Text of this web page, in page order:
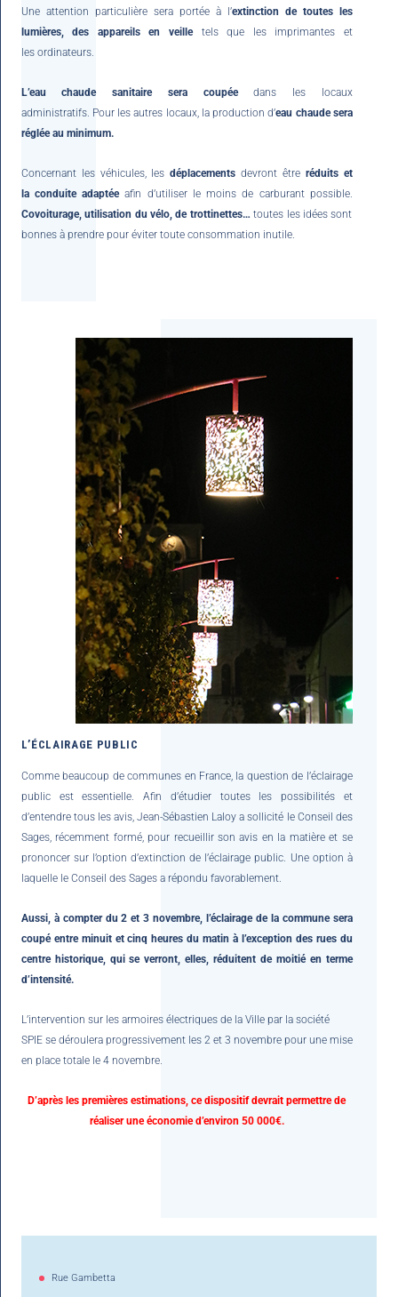
Une attention particulière sera portée à l’extinction de toutes les
lumières, des appareils en veilletels que les imprimantes et
les ordinateurs.
L’eau chaude sanitaire sera coupéedans les locaux
administratifs. Pour les autres locaux, la production d’eau chaude sera
réglée au minimum.
Concernant les véhicules, lesdéplacements devront être réduits et
la conduite adaptéeafin d’utiliser le moins de carburant possible.
Covoiturage, utilisation du vélo, de trottinettes…toutes les idées sont
bonnes à prendre pour éviter toute consommation inutile.
L’ÉCLAIRAGE PUBLIC
Comme beaucoup de communes en France, la question de l’éclairage
public est essentielle. Afin d’étudier toutes les possibilités et
d’entendre tous les avis, Jean-Sébastien Laloy a sollicité le Conseil des
Sages, récemment formé, pour recueillir son avis en la matière et se
prononcer sur l’option d’extinction de l’éclairage public. Une option à
laquelle le Conseil des Sages a répondu favorablement.
Aussi, à compter du 2 et 3 novembre, l’éclairage de la commune sera
coupé entre minuit et cinq heures du matin à l’exception des rues du
centre historique, qui se verront, elles, réduitent de moitié en terme
d’intensité.
L’intervention sur les armoires électriques de la Ville par la société
SPIE se déroulera progressivement les 2 et 3 novembre pour une mise
en place totale le 4 novembre.
D’après les premières estimations, ce dispositif devrait permettre de
réaliser une économie d’environ 50 000€.
Rue Gambetta